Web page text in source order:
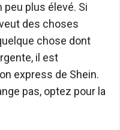
plus élevé. Si
des choses
chose dont
il est
express de Shein.
pas, optez pour la